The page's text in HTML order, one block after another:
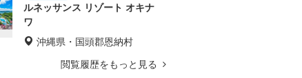
ルネッサンス リゾート オキナ
ワ
沖縄県・国頭郡恩納村
閲覧履歴をもっと見る